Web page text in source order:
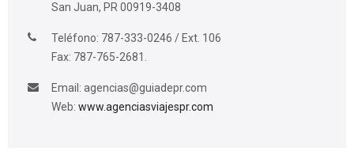
San Juan, PR 00919-3408
Teléfono: 787-333-0246 / Ext. 106
Fax: 787-765-2681.
Email: agencias@guiadepr.com
Web: www.agenciasviajespr.com